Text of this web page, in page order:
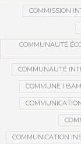
COMMISSION
COMMUNAUTÉ
COMMUNAUTÉ
COMMUNE I
COMMUNICATION